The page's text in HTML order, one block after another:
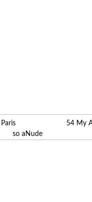
À Paris 54
so aNude